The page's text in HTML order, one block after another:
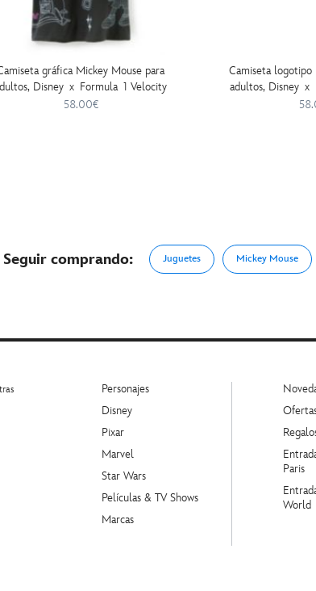
gráfica Mickey Mouse para
Disney x Formula 1 Velocity
58.00€
Camiseta logotipo
adultos, Disney x
Seguir comprando: Juguetes Mickey Mouse
Personajes
Disney
Pixar
Marvel
Star Wars
Películas & TV Shows
Marcas
Paris
World